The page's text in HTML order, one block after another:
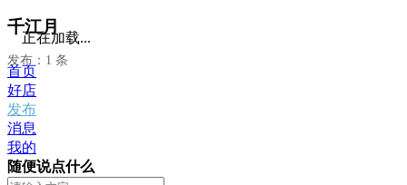
千江月
发布：1 条
正在加载...
首页
好店
发布
消息
我的
随便说点什么